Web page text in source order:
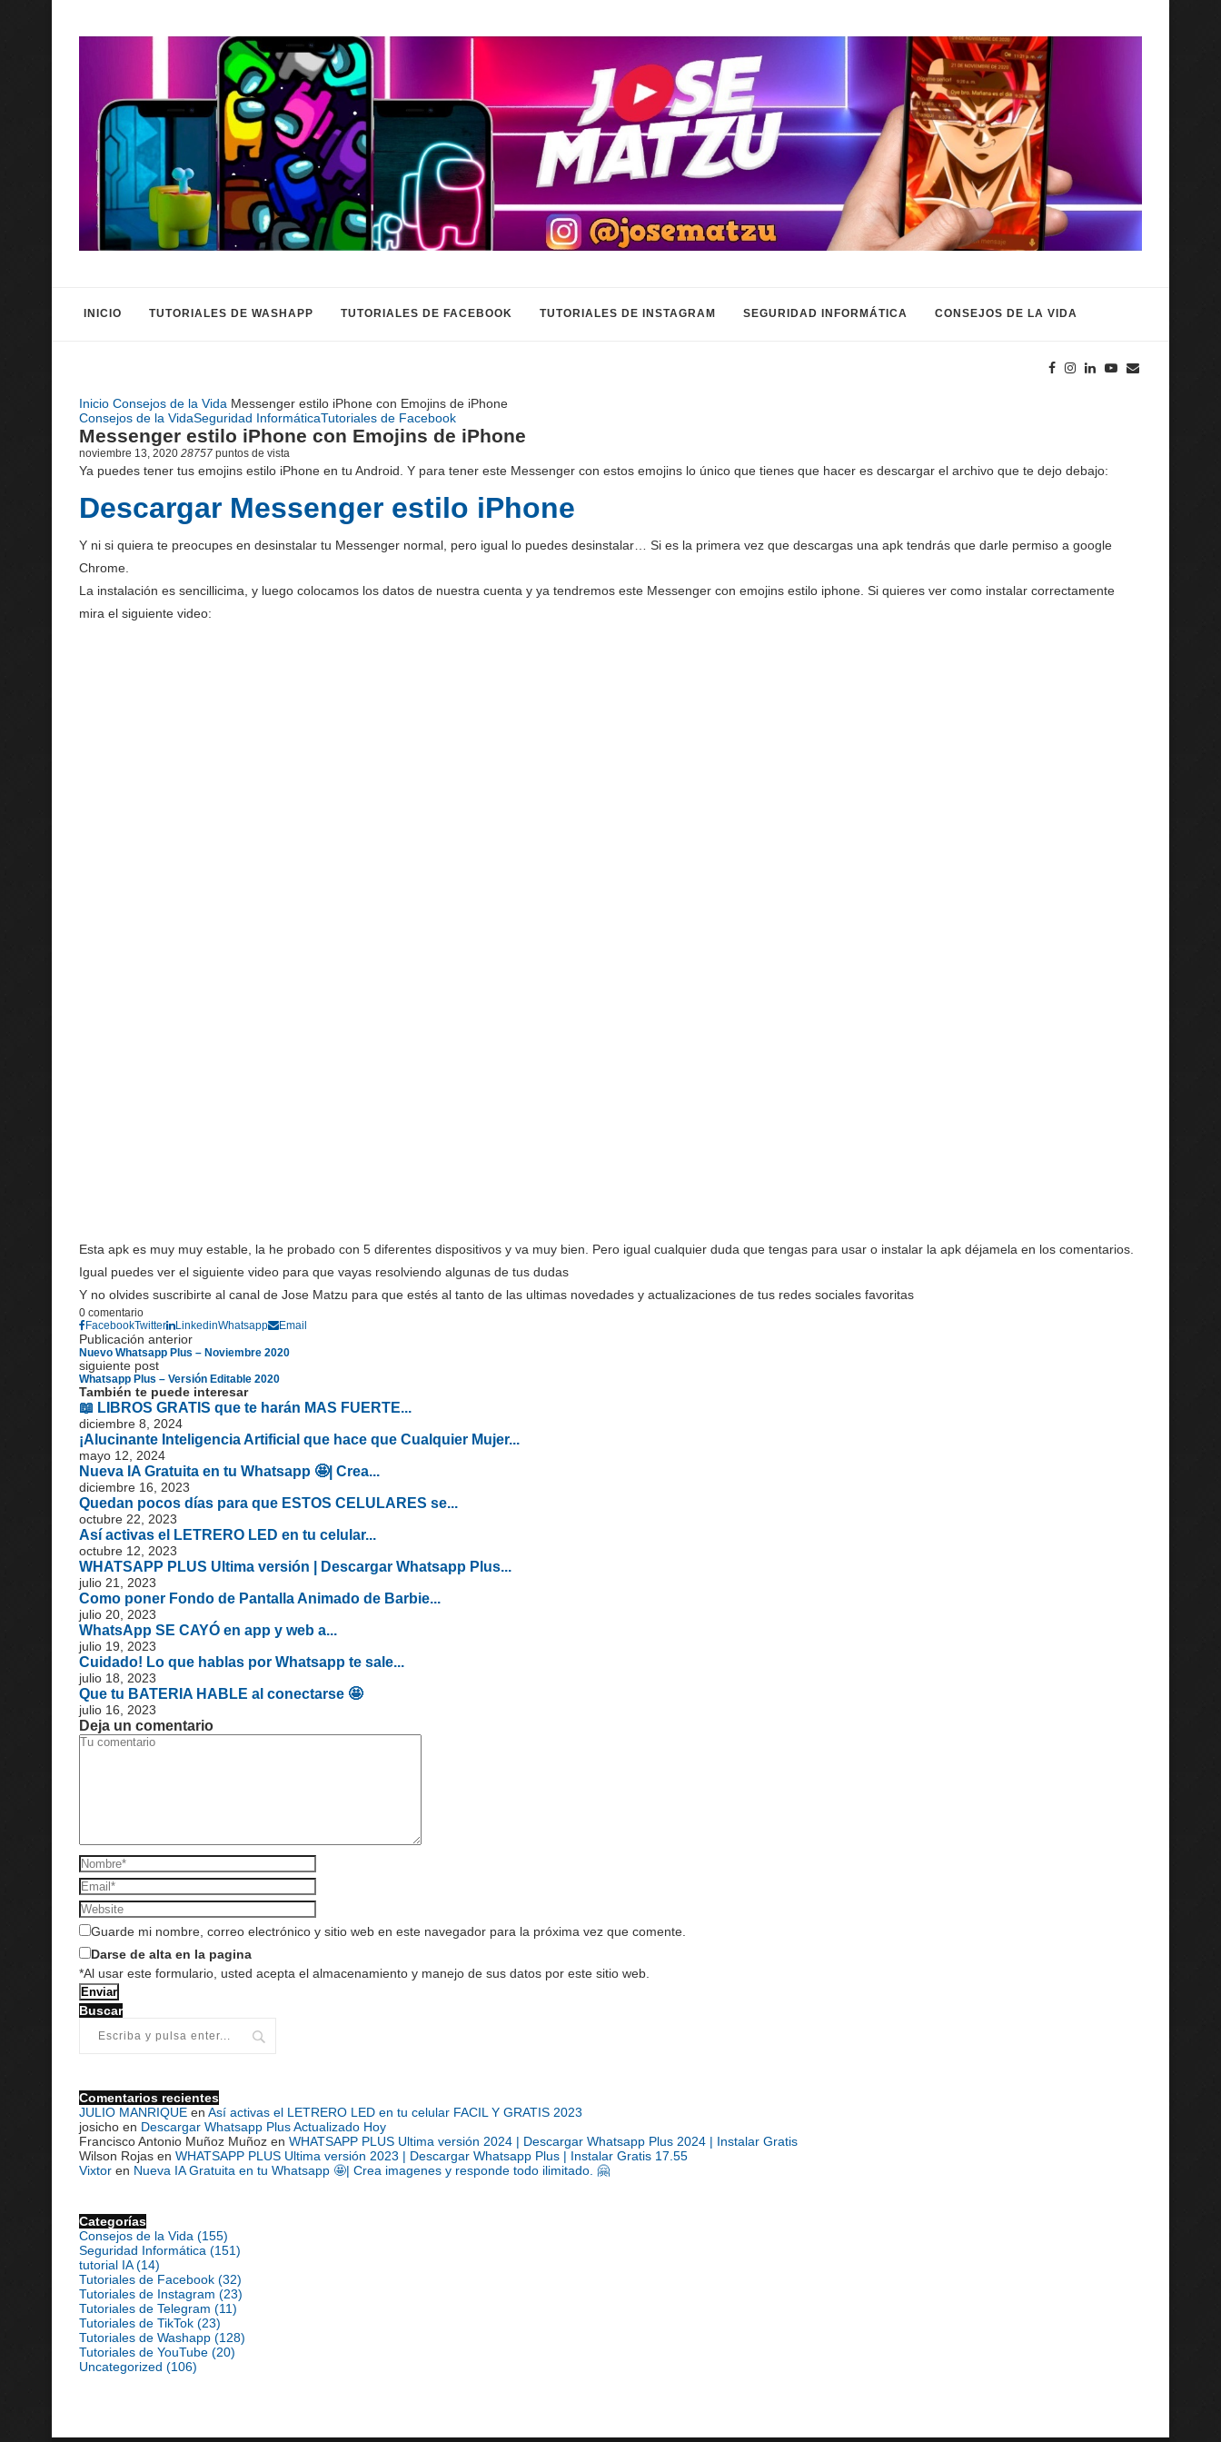
INICIO TUTORIALES DE WASHAPP TUTORIALES DE FACEBOOK TUTORIALES DE INSTAGRAM SEGURIDAD INFORMÁTICA CONSEJOS DE LA VIDA
Inicio Consejos de la Vida Messenger estilo iPhone con Emojins de iPhone
Consejos de la VidaSeguridad InformáticaTutoriales de Facebook
Messenger estilo iPhone con Emojins de iPhone
noviembre 13, 2020 28757 puntos de vista
Ya puedes tener tus emojins estilo iPhone en tu Android. Y para tener este Messenger con estos emojins lo único que tienes que hacer es descargar el archivo que te dejo debajo:
Descargar Messenger estilo iPhone
Y ni si quiera te preocupes en desinstalar tu Messenger normal, pero igual lo puedes desinstalar… Si es la primera vez que descargas una apk tendrás que darle permiso a google
Chrome.
La instalación es sencillicima, y luego colocamos los datos de nuestra cuenta y ya tendremos este Messenger con emojins estilo iphone. Si quieres ver como instalar correctamente
mira el siguiente video:
Esta apk es muy muy estable, la he probado con 5 diferentes dispositivos y va muy bien. Pero igual cualquier duda que tengas para usar o instalar la apk déjamela en los comentarios.
Igual puedes ver el siguiente video para que vayas resolviendo algunas de tus dudas
Y no olvides suscribirte al canal de Jose Matzu para que estés al tanto de las ultimas novedades y actualizaciones de tus redes sociales favoritas
0 comentario
FacebookTwitter LinkedinWhatsapp Email
Publicación anterior
Nuevo Whatsapp Plus – Noviembre 2020
siguiente post
Whatsapp Plus – Versión Editable 2020
También te puede interesar
📖 LIBROS GRATIS que te harán MAS FUERTE...
diciembre 8, 2024
¡Alucinante Inteligencia Artificial que hace que Cualquier Mujer...
mayo 12, 2024
Nueva IA Gratuita en tu Whatsapp 🤩| Crea...
diciembre 16, 2023
Quedan pocos días para que ESTOS CELULARES se...
octubre 22, 2023
Así activas el LETRERO LED en tu celular...
octubre 12, 2023
WHATSAPP PLUS Ultima versión | Descargar Whatsapp Plus...
julio 21, 2023
Como poner Fondo de Pantalla Animado de Barbie...
julio 20, 2023
WhatsApp SE CAYÓ en app y web a...
julio 19, 2023
Cuidado! Lo que hablas por Whatsapp te sale...
julio 18, 2023
Que tu BATERIA HABLE al conectarse 🤩
julio 16, 2023
Deja un comentario
Guarde mi nombre, correo electrónico y sitio web en este navegador para la próxima vez que comente.
Darse de alta en la pagina
*Al usar este formulario, usted acepta el almacenamiento y manejo de sus datos por este sitio web.
Buscar
Comentarios recientes
JULIO MANRIQUE en Así activas el LETRERO LED en tu celular FACIL Y GRATIS 2023
josicho en Descargar Whatsapp Plus Actualizado Hoy
Francisco Antonio Muñoz Muñoz en WHATSAPP PLUS Ultima versión 2024 | Descargar Whatsapp Plus 2024 | Instalar Gratis
Wilson Rojas en WHATSAPP PLUS Ultima versión 2023 | Descargar Whatsapp Plus | Instalar Gratis 17.55
Vixtor en Nueva IA Gratuita en tu Whatsapp 🤩| Crea imagenes y responde todo ilimitado. 🤗
Categorías
Consejos de la Vida (155)
Seguridad Informática (151)
tutorial IA(14)
Tutoriales de Facebook (32)
Tutoriales de Instagram (23)
Tutoriales de Telegram (11)
Tutoriales de TikTok (23)
Tutoriales de Washapp (128)
Tutoriales de YouTube (20)
Uncategorized (106)